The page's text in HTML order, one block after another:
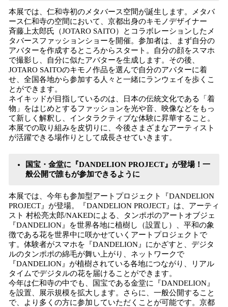
本展では、仁和寺初のメタバース空間が誕生します。メタバ
ース仁和寺の空間において、京都出身のキモノデザイナー
斉藤上太郎氏（JOTARO SAITO）とコラボレーションしたメ
タバースファッションショーを開催。参加者は、まず自分の
アバターを作成するところからスタート。自分の顔をスマホ
で撮影し、自分に似たアバターを生成します。その後、
JOTARO SAITOのキモノ作品を選んで自分のアバターに着
せ、全国各地から参加する人々と一緒にランウェイを歩くこ
とができます。
ネイキッドが目指しているのは、日本の伝統文化である「着
物」をはじめとするファッションを光や音、映像などをもっ
て新しく解釈し、インタラクティブな体験に昇華すること。
本展での取り組みを皮切りに、今後さまざまなアーティスト
が活躍できる場作りとして成長させていきます。
国宝・金堂に『DANDELION PROJECT』が登場！一
般公開で誰もが参加できるように
本展では、今年も参加型アートプロジェクト『DANDELION
PROJECT』が登場。『DANDELION PROJECT』は、アーティ
スト 村松亮太郎/NAKEDによる、タンポポのアートオブジェ
『DANDELION』を世界各地に植樹し（設置し）、平和の象
徴である花を世界中に咲かせていくアートプロジェクトで
す。体験者がスマホを『DANDELION』にかざすと、デジタ
ルのタンポポの綿毛が舞い上がり、ネットワークで
『DANDELION』が植樹されている各地につながり、リアル
タイムでデジタルの花を届けることができます。
今年は仁和寺の中でも、国宝である金堂に『DANDELION』
を設置、展示規模を拡大します。さらに、一般公開すること
で、より多くの方に参加していただくことが可能です。京都